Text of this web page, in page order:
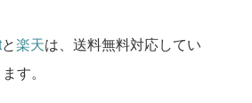
と楽天は、送料無料対応してい
す。